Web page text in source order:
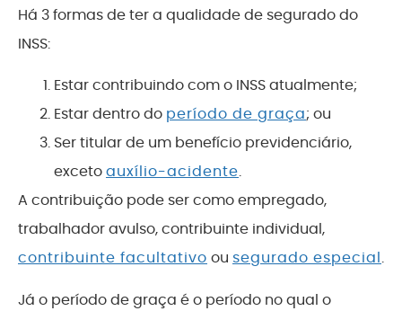
Há 3 formas de ter a qualidade de segurado do
INSS:
Estar contribuindo com o INSS atualmente;
Estar dentro do período de graça; ou
Ser titular de um benefício previdenciário,
excetoauxílio-acidente.
A contribuição pode ser como empregado,
trabalhador avulso, contribuinte individual,
contribuinte facultativo ou segurado especial.
Já o período de graça é o período no qual o